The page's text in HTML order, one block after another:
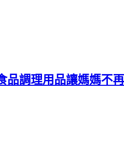
品調理用品讓媽媽不